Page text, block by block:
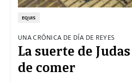
EQUIS
UNA CRÓNICA DE DÍA DE REYES
La suerte de
de comer